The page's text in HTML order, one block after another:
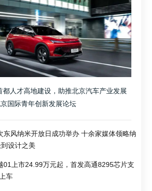
都人才高地建设，助推北京汽车产业发展
国际青年创新发展论坛
东风纳米开放日成功举办 十余家媒体领略纳
设计之美
01上市24.99万元起，首发高通8295芯片支
车